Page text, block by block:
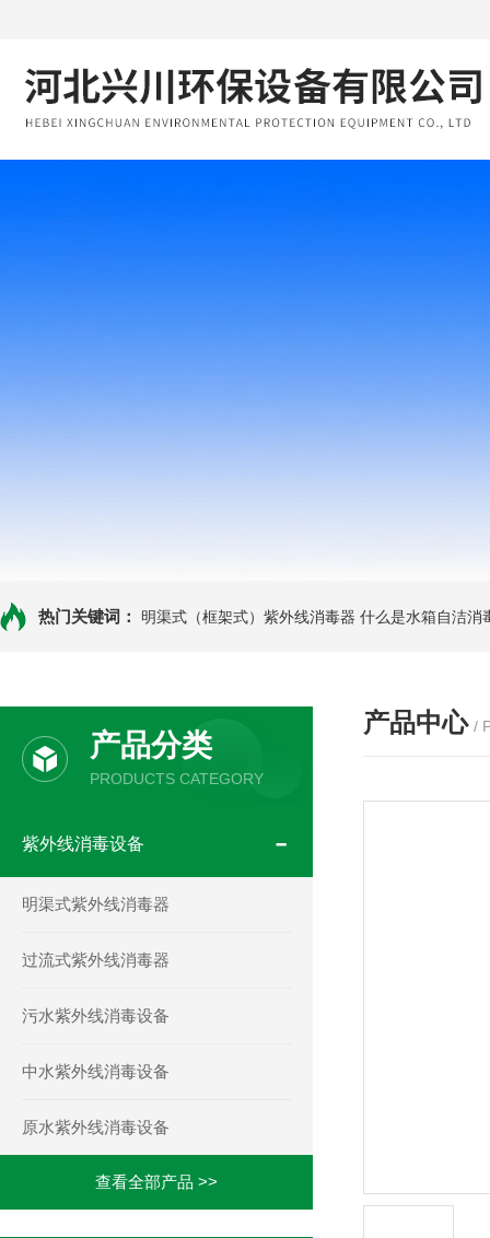
热门关键词： 明渠式（框架式）紫外线消毒器 什么是水箱自洁消
产品分类
PRODUCTS CATEGORY
紫外线消毒设备
明渠式紫外线消毒器
过流式紫外线消毒器
污水紫外线消毒设备
中水紫外线消毒设备
原水紫外线消毒设备
查看全部产品 >>
产品中心 /